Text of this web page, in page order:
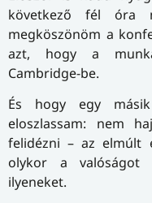
következő fél óra
megköszönöm a
azt, hogy a
Cambridge-be.
És hogy egy
eloszlassam: nem
felidézni – az elmúlt
olykor a valóságot
ilyeneket.